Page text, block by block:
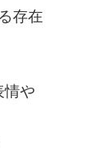
存在
情や